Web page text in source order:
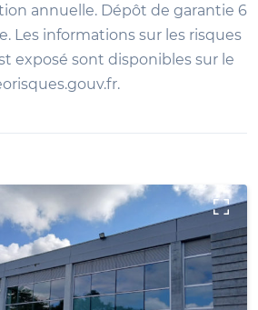
annuelle. Dépôt de garantie 6
Les informations sur les risques
exposé sont disponibles sur le